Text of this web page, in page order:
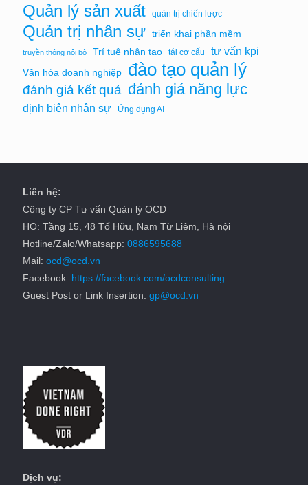
Quản lý sản xuất quản trị chiến lược
Quản trị nhân sự triển khai phần mềm
truyền thông nội bộ Trí tuệ nhân tạo tái cơ cấu tư vấn kpi
Văn hóa doanh nghiệp đào tạo quản lý
đánh giá kết quả đánh giá năng lực
định biên nhân sự Ứng dụng AI
Liên hệ:
Công ty CP Tư vấn Quản lý OCD
HO: Tầng 15, 48 Tố Hữu, Nam Từ Liêm, Hà nội
Hotline/Zalo/Whatsapp: 0886595688
Mail: ocd@ocd.vn
Facebook: https://facebook.com/ocdconsulting
Guest Post or Link Insertion: gp@ocd.vn
Dịch vụ: